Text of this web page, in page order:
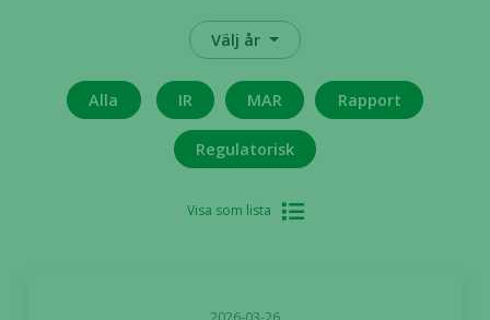
Välj år
Alla IR MAR Rapport
Regulatorisk
Visa som lista